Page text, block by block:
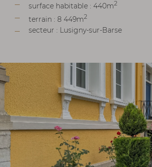
surface habitable : 440m2
terrain : 8 449m2
secteur : Lusigny-sur-Barse